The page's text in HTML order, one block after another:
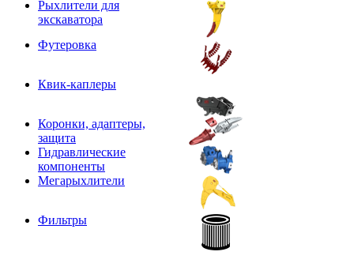
Рыхлители для
экскаватора
Футеровка
Квик-каплеры
Коронки, адаптеры,
защита
Гидравлические
компоненты
Мегарыхлители
Фильтры